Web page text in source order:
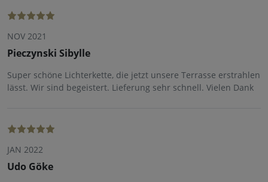
NOV 2021
Pieczynski Sibylle
Super schöne Lichterkette, die jetzt unsere Terrasse erstrahlen
lässt. Wir sind begeistert. Lieferung sehr schnell. Vielen Dank
JAN 2022
Udo Göke